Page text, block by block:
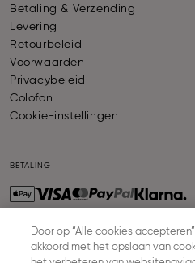
Betaling & Verzending
Levering
Retourbeleid
Voorwaarden
Privacybeleid
Colofon
Cookie-instellingen
BETALING
VERZENDING
Door op “Alle cookies
akkoord met het opslaan van